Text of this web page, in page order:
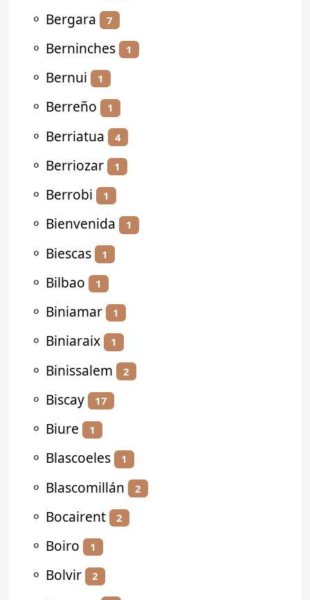
⚬ Bergara 7
⚬ Berninches 1
⚬ Bernui 1
⚬ Berreño 1
⚬ Berriatua 4
⚬ Berriozar 1
⚬ Berrobi 1
⚬ Bienvenida 1
⚬ Biescas 1
⚬ Bilbao 1
⚬ Biniamar 1
⚬ Biniaraix 1
⚬ Binissalem 2
⚬ Biscay 17
⚬ Biure 1
⚬ Blascoeles 1
⚬ Blascomillán 2
⚬ Bocairent 2
⚬ Boiro 1
⚬ Bolvir 2